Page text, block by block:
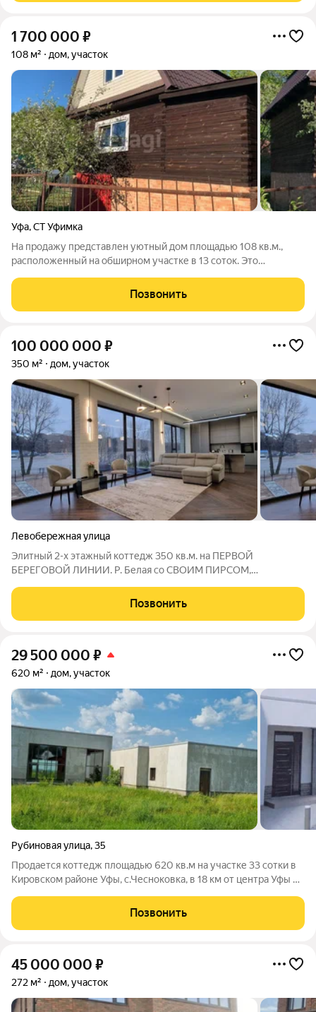
1 700 000 ₽
108 м² дом, участок
Уфа,СТ Уфимка
На продажу представлен уютный дом площадью 108 кв.м.,
расположенный на обширном участке в 13 соток. Это
желает наслаждаться отдыхом вдали от городской суеты.
Уникальное расположение дома в
Позвонить
100 000 000 ₽
350 м² дом, участок
Левобережная улица
Элитный 2-х этажный коттедж 350 кв.м. на ПЕРВОЙ
БЕРЕГОВОЙ ЛИНИИ. Р. Белая со СВОИМ ПИРСОМ,
соток в собственности + 10 соток прибрежная зона в аренде).
Дом красный кирпич, натуральный камень по цоколю,
Позвонить
29 500 000 ₽
620 м² дом, участок
Рубиновая улица,35
Продается коттедж площадью 620 кв.м на участке 33 сотки в
Кировском районе Уфы, с.Чесноковка, в 18 км от центра Уфы по
окнами, 5 спален, 5 санузлов, построен из кирпича, плоская
крыша. Банный
Позвонить
45 000 000 ₽
272 м² дом, участок